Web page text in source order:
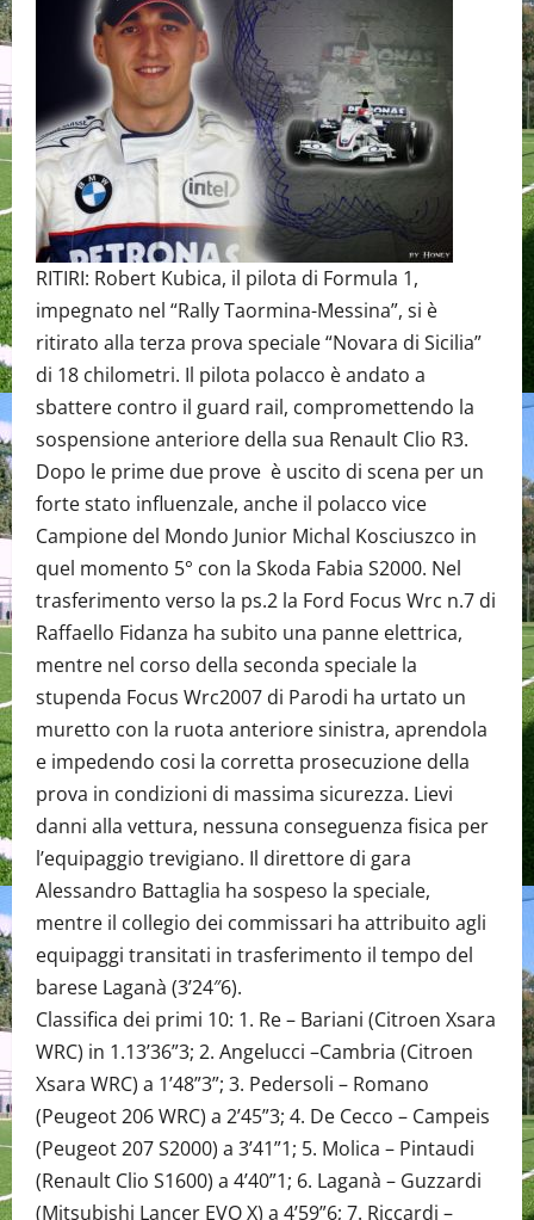
RITIRI: Robert Kubica, il pilota di Formula 1,
impegnato nel “Rally Taormina-Messina”, si è
ritirato alla terza prova speciale “Novara di Sicilia”
di 18 chilometri. Il pilota polacco è andato a
sbattere contro il guard rail, compromettendo la
sospensione anteriore della sua Renault Clio R3.
Dopo le prime due prove è uscito di scena per un
forte stato influenzale, anche il polacco vice
Campione del Mondo Junior Michal Kosciuszco in
quel momento 5° con la Skoda Fabia S2000. Nel
trasferimento verso la ps.2 la Ford Focus Wrc n.7 di
Raffaello Fidanza ha subito una panne elettrica,
mentre nel corso della seconda speciale la
stupenda Focus Wrc2007 di Parodi ha urtato un
muretto con la ruota anteriore sinistra, aprendola
e impedendo cosi la corretta prosecuzione della
prova in condizioni di massima sicurezza. Lievi
danni alla vettura, nessuna conseguenza fisica per
l’equipaggio trevigiano. Il direttore di gara
Alessandro Battaglia ha sospeso la speciale,
mentre il collegio dei commissari ha attribuito agli
equipaggi transitati in trasferimento il tempo del
barese Laganà (3’24″6).
Classifica dei primi 10: 1. Re – Bariani (Citroen Xsara
WRC) in 1.13’36”3; 2. Angelucci –Cambria (Citroen
Xsara WRC) a 1’48”3”; 3. Pedersoli – Romano
(Peugeot 206 WRC) a 2’45”3; 4. De Cecco – Campeis
(Peugeot 207 S2000) a 3’41”1; 5. Molica – Pintaudi
(Renault Clio S1600) a 4’40”1; 6. Laganà – Guzzardi
(Mitsubishi Lancer EVO X) a 4’59”6; 7. Riccardi –